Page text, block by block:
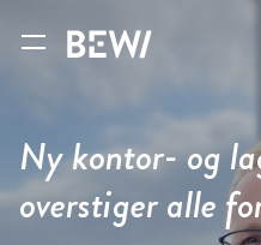
Ny kontor- og
overstiger alle